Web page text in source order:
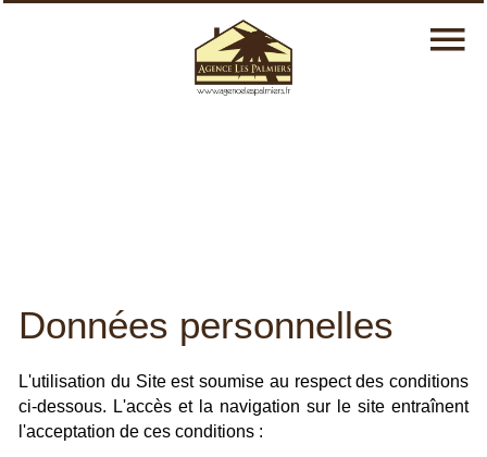
Données personnelles
L'utilisation du Site est soumise au respect des conditions
ci-dessous. L'accès et la navigation sur le site entraînent
l'acceptation de ces conditions :